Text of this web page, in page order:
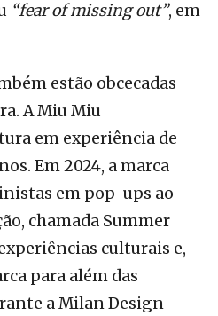
“fear of missing out”, em
estão obcecadas
A Miu Miu
em experiência de
Em 2024, a marca
em pop-ups ao
chamada Summer
culturais e,
para além das
a Milan Design